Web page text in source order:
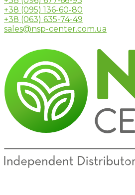
+38 (095) 136-60-80
+38 (063) 635-74-49
sales@nsp-center.com.ua